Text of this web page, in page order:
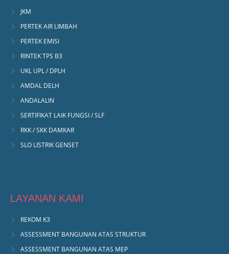
JKM
PERTEK AIR LIMBAH
PERTEK EMISI
RINTEK TPS B3
UKL UPL / DPLH
AMDAL DELH
ANDALALIN
SERTIFIKAT LAIK FUNGSI / SLF
RKK / SKK DAMKAR
SLO LISTRIK GENSET
LAYANAN KAMI
REKOM K3
ASSESSMENT BANGUNAN ATAS STRUKTUR
ASSESSMENT BANGUNAN ATAS MEP